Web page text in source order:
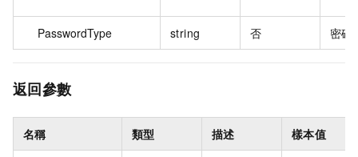
PasswordType string 否 密碼
返回參數
名稱 類型 描述 樣本值